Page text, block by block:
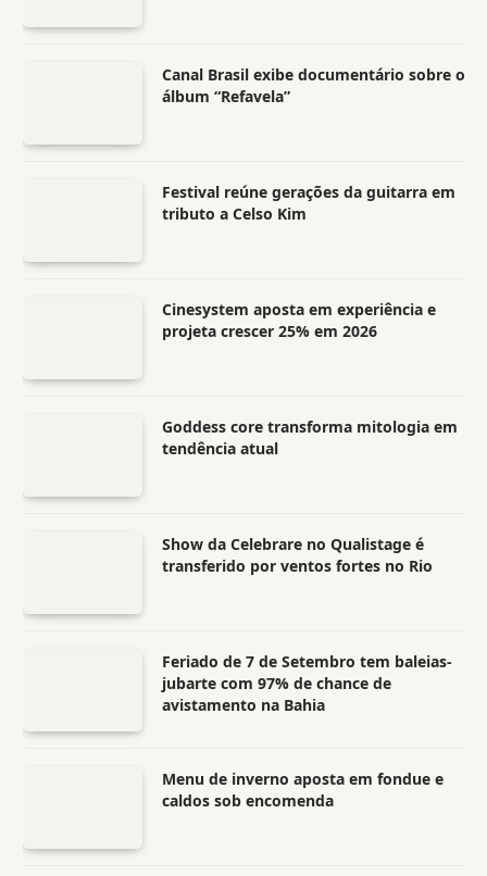
Canal Brasil exibe documentário sobre o
álbum “Refavela”
Festival reúne gerações da guitarra em
tributo a Celso Kim
Cinesystem aposta em experiência e
projeta crescer 25% em 2026
Goddess core transforma mitologia em
tendência atual
Show da Celebrare no Qualistage é
transferido por ventos fortes no Rio
Feriado de 7 de Setembro tem baleias-
jubarte com 97% de chance de
avistamento na Bahia
Menu de inverno aposta em fondue e
caldos sob encomenda